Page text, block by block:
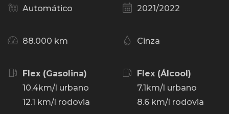
Automático 2021/2022
88.000 km Cinza
Flex (Gasolina)
10.4km/l urbano
12.1 km/l rodovia
Flex (Álcool)
7.1km/l urbano
8.6 km/l rodovia